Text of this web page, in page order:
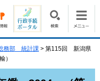
務部 統計課 > 第115回 新潟県
）